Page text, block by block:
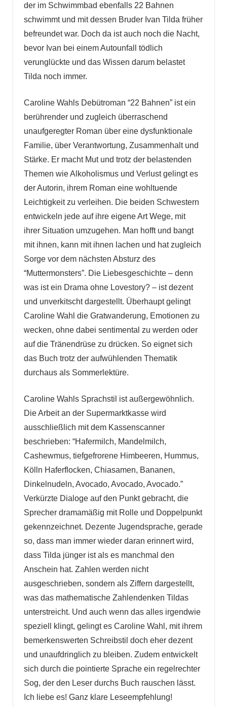
der im Schwimmbad ebenfalls 22 Bahnen
schwimmt und mit dessen Bruder Ivan Tilda früher
befreundet war. Doch da ist auch noch die Nacht,
bevor Ivan bei einem Autounfall tödlich
verunglückte und das Wissen darum belastet
Tilda noch immer.
Caroline Wahls Debütroman “22 Bahnen” ist ein
berührender und zugleich überraschend
unaufgeregter Roman über eine dysfunktionale
Familie, über Verantwortung, Zusammenhalt und
Stärke. Er macht Mut und trotz der belastenden
Themen wie Alkoholismus und Verlust gelingt es
der Autorin, ihrem Roman eine wohltuende
Leichtigkeit zu verleihen. Die beiden Schwestern
entwickeln jede auf ihre eigene Art Wege, mit
ihrer Situation umzugehen. Man hofft und bangt
mit ihnen, kann mit ihnen lachen und hat zugleich
Sorge vor dem nächsten Absturz des
“Muttermonsters”. Die Liebesgeschichte – denn
was ist ein Drama ohne Lovestory? – ist dezent
und unverkitscht dargestellt. Überhaupt gelingt
Caroline Wahl die Gratwanderung, Emotionen zu
wecken, ohne dabei sentimental zu werden oder
auf die Tränendrüse zu drücken. So eignet sich
das Buch trotz der aufwühlenden Thematik
durchaus als Sommerlektüre.
Caroline Wahls Sprachstil ist außergewöhnlich.
Die Arbeit an der Supermarktkasse wird
ausschließlich mit dem Kassenscanner
beschrieben: “Hafermilch, Mandelmilch,
Cashewmus, tiefgefrorene Himbeeren, Hummus,
Kölln Haferflocken, Chiasamen, Bananen,
Dinkelnudeln, Avocado, Avocado, Avocado.”
Verkürzte Dialoge auf den Punkt gebracht, die
Sprecher dramamäßig mit Rolle und Doppelpunkt
gekennzeichnet. Dezente Jugendsprache, gerade
so, dass man immer wieder daran erinnert wird,
dass Tilda jünger ist als es manchmal den
Anschein hat. Zahlen werden nicht
ausgeschrieben, sondern als Ziffern dargestellt,
was das mathematische Zahlendenken Tildas
unterstreicht. Und auch wenn das alles irgendwie
speziell klingt, gelingt es Caroline Wahl, mit ihrem
bemerkenswerten Schreibstil doch eher dezent
und unaufdringlich zu bleiben. Zudem entwickelt
sich durch die pointierte Sprache ein regelrechter
Sog, der den Leser durchs Buch rauschen lässt.
Ich liebe es! Ganz klare Leseempfehlung!